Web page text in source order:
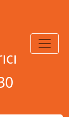
MENÜ